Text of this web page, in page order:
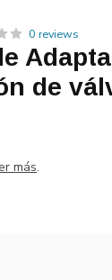
0 reviews
de
más.